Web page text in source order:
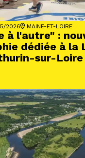
2026 MAINE-ET-LOIRE
à l'autre" :
dédiée à la
sur-Loire